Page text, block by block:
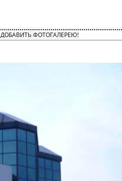
ДОБАВИТЬ ФОТОГАЛЕРЕЮ!